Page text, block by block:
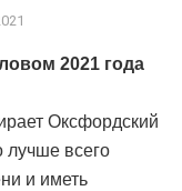
2021 года
Оксфордский
лучше всего
и иметь